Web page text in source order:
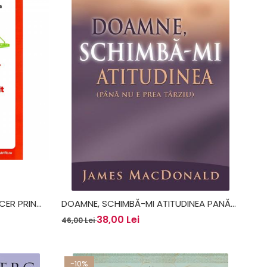
PRIN
2 -
DOAMNE, SCHIMBĂ-MI ATITUDINEA PANĂ
NU E PREA TÂRZIU - JAMES MACDONALD
46,00 Lei38,00 Lei
-10%